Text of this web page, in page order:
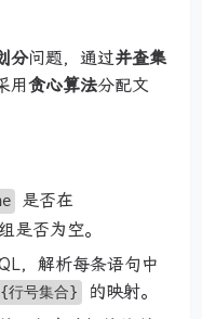
分问题，通过并查集
用 贪心算法分配文
是否在
是否为空。
，解析每条语句中
号集合}
的映射。